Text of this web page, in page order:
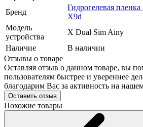
Бренд
Гидрогелевая
X9d
Модель
устройства
X Dual Sim Ainy
Наличие
В наличии
Отзывы о товаре
Оставляя отзыв о данном товаре, вы
пользователям быстрее и увереннее
благодарим Вас за активность на
Оставить отзыв
Похожие товары